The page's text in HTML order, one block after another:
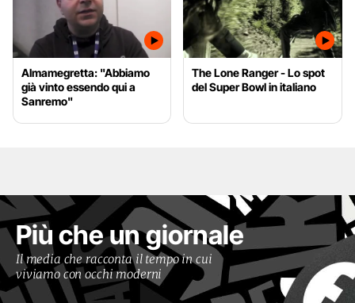
Almamegretta: "Abbiamo
già vinto essendo qui a
Sanremo"
The Lone Ranger - Lo spot
del Super Bowl in italiano
Più che un giornale
Il media che racconta il tempo in cui
viviamo con occhi moderni